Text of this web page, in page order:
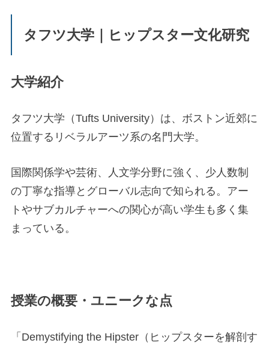
タフツ大学｜ヒップスター文化研究
大学紹介
タフツ大学（Tufts University）は、ボストン近郊に
位置するリベラルアーツ系の名門大学。
国際関係学や芸術、人文学分野に強く、少人数制
の丁寧な指導とグローバル志向で知られる。アー
トやサブカルチャーへの関心が高い学生も多く集
まっている。
授業の概要・ユニークな点
「Demystifying the Hipster（ヒップスターを解剖す